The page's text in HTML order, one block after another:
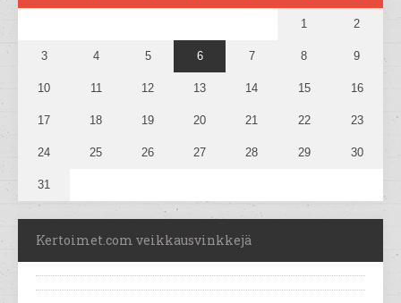
1 2
3 4 5 6 7 8 9
10 11 12 13 14 15 16
17 18 19 20 21 22 23
24 25 26 27 28 29 30
31
Kertoimet.com veikkausvinkkejä